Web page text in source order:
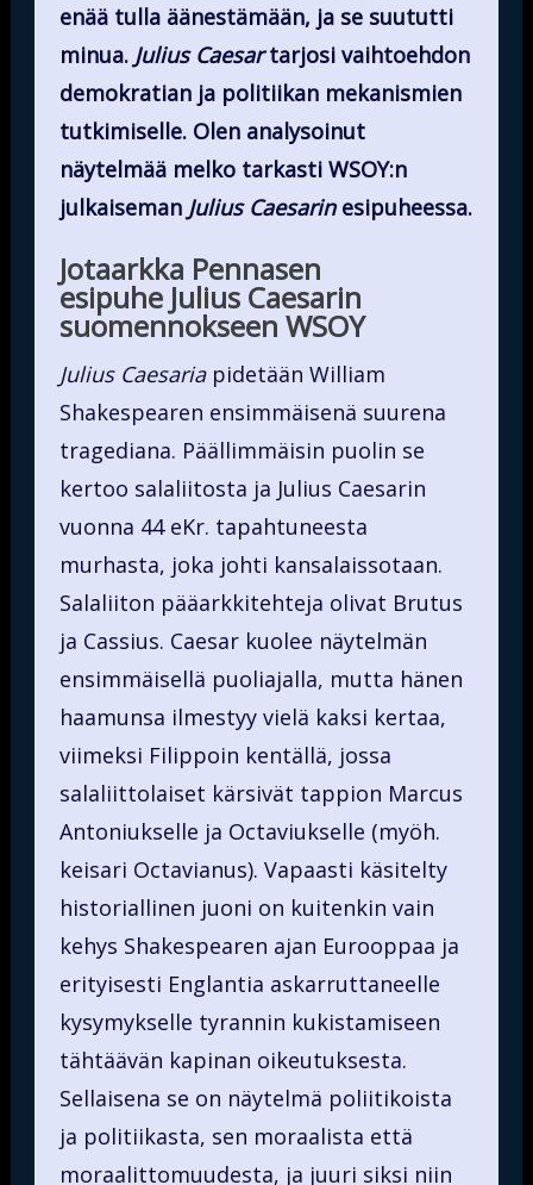
enää tulla äänestämään, ja se suututti
minua. Julius Caesartarjosi vaihtoehdon
demokratian ja politiikan mekanismien
tutkimiselle. Olen analysoinut
näytelmää melko tarkasti WSOY:n
julkaiseman Julius Caesarinesipuheessa.
Jotaarkka Pennasen
esipuhe Julius Caesarin
suomennokseen WSOY
Julius Caesariapidetään William
Shakespearen ensimmäisenä suurena
tragediana. Päällimmäisin puolin se
kertoo salaliitosta ja Julius Caesarin
vuonna 44 eKr. tapahtuneesta
murhasta, joka johti kansalaissotaan.
Salaliiton pääarkkitehteja olivat Brutus
ja Cassius. Caesar kuolee näytelmän
ensimmäisellä puoliajalla, mutta hänen
haamunsa ilmestyy vielä kaksi kertaa,
viimeksi Filippoin kentällä, jossa
salaliittolaiset kärsivät tappion Marcus
Antoniukselle ja Octaviukselle (myöh.
keisari Octavianus). Vapaasti käsitelty
historiallinen juoni on kuitenkin vain
kehys Shakespearen ajan Eurooppaa ja
erityisesti Englantia askarruttaneelle
kysymykselle tyrannin kukistamiseen
tähtäävän kapinan oikeutuksesta.
Sellaisena se on näytelmä poliitikoista
ja politiikasta, sen moraalista että
moraalittomuudesta, ja juuri siksi niin